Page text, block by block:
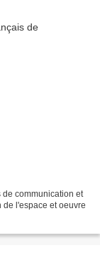
de communication et
l'espace et oeuvre